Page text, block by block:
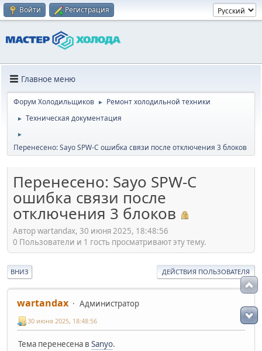
Войти Регистрация
Главное меню
Форум Холодильщиков ► Ремонт холодильной техники
► Техническая документация
►
Перенесено: Sayo SPW-C ошибка связи после отключения 3 блоков
Перенесено: Sayo SPW-C
ошибка связи после
отключения 3 блоков
Автор wartandax, 30 июня 2025, 18:48:56
0 Пользователи и 1 гость просматривают эту тему.
ВНИЗ ДЕЙСТВИЯ ПОЛЬЗОВАТЕЛЯ
wartandax Администратор
30 июня 2025, 18:48:56
Тема перенесена в Sanyo.